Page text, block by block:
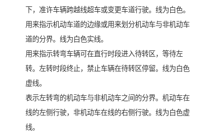
下，准许车辆跨越线超车或变更车道行驶。线为白色。
用来指示机动车道的边缘或用来划分机动车与非机动车
道的分界。线为白色实线。
用来指示转弯车辆可在直行时段进入待转区，等待左
转。左转时段终止，禁止车辆在待转区停留。线为白色
虚线。
表示左转弯的机动车与非机动车之间的分界。机动车在
线的左侧行驶，非机动车在线的右侧行驶。线为白色虚
线。